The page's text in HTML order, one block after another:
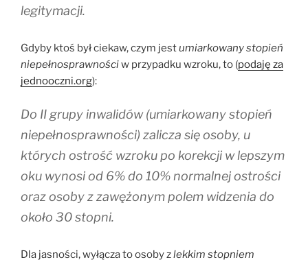
legitymacji.
Gdyby ktoś był ciekaw, czym jestumiarkowany stopień
niepełnosprawnościw przypadku wzroku, to (podaję za
jednooczni.org):
Do II grupy inwalidów (umiarkowany stopień
niepełnosprawności) zalicza się osoby, u
których ostrość wzroku po korekcji w lepszym
oku wynosi od 6% do 10% normalnej ostrości
oraz osoby z zawężonym polem widzenia do
około 30 stopni.
Dla jasności, wyłącza to osoby zlekkim stopniem